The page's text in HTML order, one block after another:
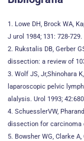
1. Lowe DH, Brock WA,
J urol 1984; 131: 728-729.
2. Rukstalis DB, Gerber
dissection: a review of
3. Wolf JS, Jr,Shinohara
laparoscopic pelvic
alalysis. Urol 1993;
4. SchuesslerVW,
dissection for carcinoma
5. Bowsher WG, Clarke